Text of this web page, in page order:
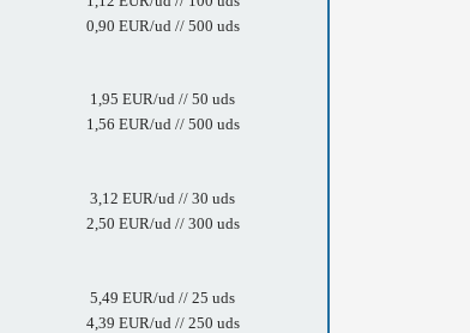
0,90 EUR/ud // 500 uds
1,95 EUR/ud // 50 uds
1,56 EUR/ud // 500 uds
3,12 EUR/ud // 30 uds
2,50 EUR/ud // 300 uds
5,49 EUR/ud // 25 uds
4,39 EUR/ud // 250 uds